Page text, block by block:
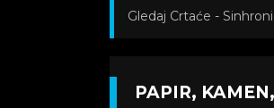
Gledaj Crtaće -
PAPIR,